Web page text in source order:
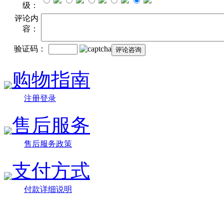
级：
评论内
容：
验证码：
购物指南
注册登录
售后服务
售后服务政策
支付方式
付款详细说明